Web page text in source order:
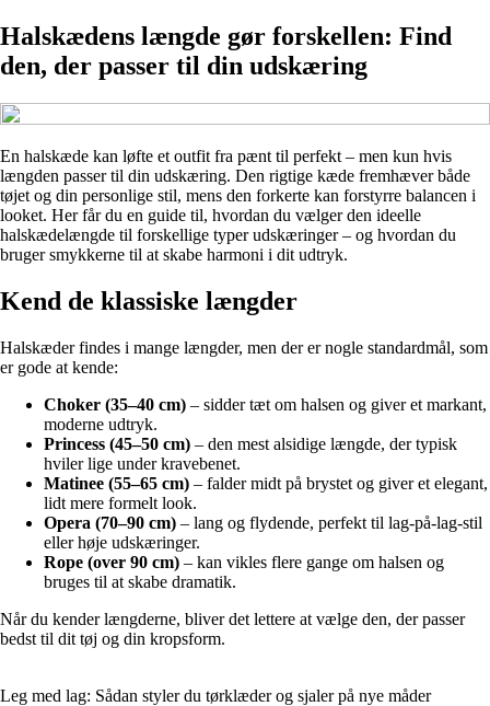
Halskædens længde gør forskellen: Find
den, der passer til din udskæring
En halskæde kan løfte et outfit fra pænt til perfekt – men kun hvis
længden passer til din udskæring. Den rigtige kæde fremhæver både
tøjet og din personlige stil, mens den forkerte kan forstyrre balancen i
looket. Her får du en guide til, hvordan du vælger den ideelle
halskædelængde til forskellige typer udskæringer – og hvordan du
bruger smykkerne til at skabe harmoni i dit udtryk.
Kend de klassiske længder
Halskæder findes i mange længder, men der er nogle standardmål, som
er gode at kende:
Choker (35–40 cm) – sidder tæt om halsen og giver et markant,
moderne udtryk.
Princess (45–50 cm) – den mest alsidige længde, der typisk
hviler lige under kravebenet.
Matinee (55–65 cm) – falder midt på brystet og giver et elegant,
lidt mere formelt look.
Opera (70–90 cm) – lang og flydende, perfekt til lag-på-lag-stil
eller høje udskæringer.
Rope (over 90 cm) – kan vikles flere gange om halsen og
bruges til at skabe dramatik.
Når du kender længderne, bliver det lettere at vælge den, der passer
bedst til dit tøj og din kropsform.
Leg med lag: Sådan styler du tørklæder og sjaler på nye måder